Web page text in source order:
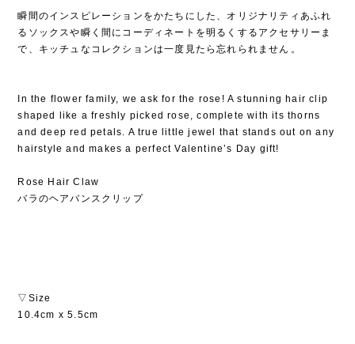
瞬間のインスピレーションをかたちにした、オリジナリティあふれ
るソックスや瞬く間にコーディネートを明るくするアクセサリーま
で、キッチュなコレクションは一度見たら忘れられません⁡。
In the flower family, we ask for the rose! A stunning hair clip
shaped like a freshly picked rose, complete with its thorns
and deep red petals. A true little jewel that stands out on any
hairstyle and makes a perfect Valentine’s Day gift!
Rose Hair Claw
バラのヘアバンスクリップ
▽Size
10.4cm x 5.5cm